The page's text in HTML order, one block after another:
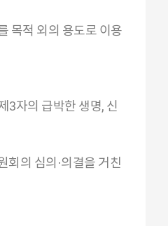
목적 외의 용도로 이용
3자의 급박한 생명, 신
회의 심의·의결을 거친